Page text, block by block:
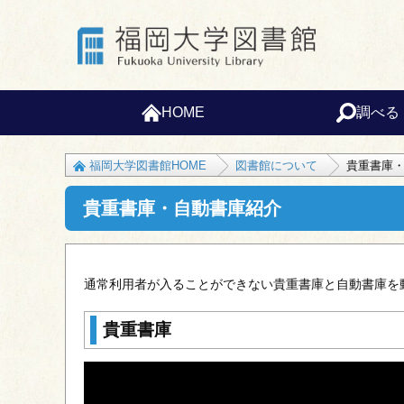
HOME 調べる
福岡大学図書館HOME 図書館について 貴重書庫
貴重書庫・自動書庫紹介
通常利用者が入ることができない貴重書庫と自動書庫
貴重書庫